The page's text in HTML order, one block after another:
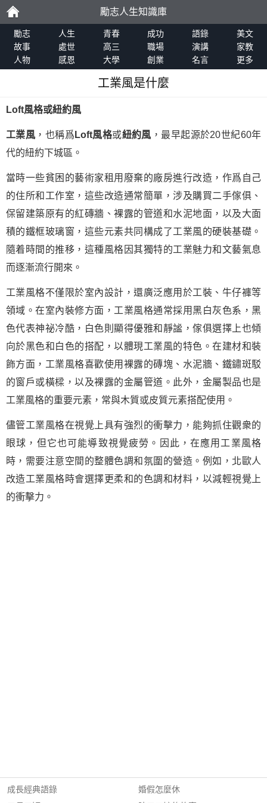
勵
志
勵志人生知識庫
勵志 人生 青春 成功 語錄
美文
故事
處世 高三 職場 演講
家教
人物
感恩 大學 創業 名言 更多
工業風是什麼
Loft風格或紐約風
工業風 ，也稱爲 Loft風格或紐約風 ，最早起源於20世紀60年
代的紐約下城區。
當時一些貧困的藝術家租用廢棄的廠房進行改造，作爲自己
的住所和工作室，這些改造通常簡單，涉及購買二手傢俱、
保留建築原有的紅磚牆、裸露的管道和水泥地面，以及大面
積的鐵框玻璃窗，這些元素共同構成了工業風的硬裝基礎。
隨着時間的推移，這種風格因其獨特的工業魅力和文藝氣息
而逐漸流行開來。
工業風格不僅限於室內設計，還廣泛應用於工裝、牛仔褲等
領域。在室內裝修方面，工業風格通常採用黑白灰色系，黑
色代表神祕冷酷，白色則顯得優雅和靜謐，傢俱選擇上也傾
向於黑色和白色的搭配，以體現工業風的特色。在建材和裝
飾方面，工業風格喜歡使用裸露的磚塊、水泥牆、鐵鏽斑駁
的窗戶或橫樑，以及裸露的金屬管道。此外，金屬製品也是
工業風格的重要元素，常與木質或皮質元素搭配使用。
儘管工業風格在視覺上具有強烈的衝擊力，能夠抓住觀衆的
眼球，但它也可能導致視覺疲勞。因此，在應用工業風格
時，需要注意空間的整體色調和氛圍的營造。例如，北歐人
改造工業風格時會選擇更柔和的色調和材料，以減輕視覺上
的衝擊力。
成長經典語錄
婚假怎麼休